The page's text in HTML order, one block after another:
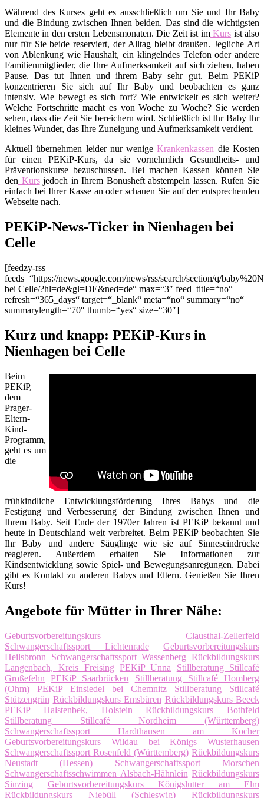
Während des Kurses geht es ausschließlich um Sie und Ihr Baby
und die Bindung zwischen Ihnen beiden. Das sind die wichtigsten
Elemente in den ersten Lebensmonaten. Die Zeit ist imKurs ist also
nur für Sie beide reserviert, der Alltag bleibt draußen. Jegliche Art
von Ablenkung wie Haushalt, ein klingelndes Telefon oder andere
Familienmitglieder, die Ihre Aufmerksamkeit auf sich ziehen, haben
Pause. Das tut Ihnen und ihrem Baby sehr gut. Beim PEKiP
konzentrieren Sie sich auf Ihr Baby und beobachten es ganz
intensiv. Wie bewegt es sich fort? Wie entwickelt es sich weiter?
Welche Fortschritte macht es von Woche zu Woche? Sie werden
sehen, dass die Zeit Sie bereichern wird. Schließlich ist Ihr Baby Ihr
kleines Wunder, das Ihre Zuneigung und Aufmerksamkeit verdient.
Aktuell übernehmen leider nur wenige Krankenkassen die Kosten
für einen PEKiP-Kurs, da sie vornehmlich Gesundheits- und
Präventionskurse bezuschussen. Bei machen Kassen können Sie
den Kursjedoch in Ihrem Bonusheft abstempeln lassen. Rufen Sie
einfach bei Ihrer Kasse an oder schauen Sie auf der entsprechenden
Webseite nach.
PEKiP-News-Ticker in Nienhagen bei
Celle
[feedzy-rss
feeds=“https://news.google.com/news/rss/search/section/q/
bei Celle/?hl=de&gl=DE&ned=de“ max=“3″ feed_title=“no“
refresh=“365_days“ target=“_blank“ meta=“no“ summary=“no“
summarylength=“70″ thumb=“yes“ size=“30″]
Kurz und knapp: PEKiP-Kurs in
Nienhagen bei Celle
Beim
PEKiP,
dem
Prager-
Eltern-
Kind-
Programm,
geht es um
die
frühkindliche Entwicklungsförderung Ihres Babys und die
Festigung und Verbesserung der Bindung zwischen Ihnen und
Ihrem Baby. Seit Ende der 1970er Jahren ist PEKiP bekannt und
heute in Deutschland weit verbreitet. Beim PEKiP beobachten Sie
Ihr Baby und andere Säuglinge wie sie auf Sinneseindrücke
reagieren. Außerdem erhalten Sie Informationen zur
Kindsentwicklung sowie Spiel- und Bewegungsanregungen. Dabei
gibt es Kontakt zu anderen Babys und Eltern. Genießen Sie Ihren
Kurs!
Angebote für Mütter in Ihrer Nähe:
Geburtsvorbereitungskurs Clausthal-Zellerfeld
Schwangerschaftssport Lichtenrade
Geburtsvorbereitungskurs
Heilsbronn
Schwangerschaftssport Wassenberg Rückbildungskurs
Langenbach, Kreis Freising PEKiP Unna
Stillberatung Stillcafé
Großefehn
PEKiP Saarbrücken
Stillberatung Stillcafé Homberg
(Ohm)
PEKiP Einsiedel bei Chemnitz
Stillberatung Stillcafé
Stützengrün Rückbildungskurs Emsbüren Rückbildungskurs Beeck
PEKiP Halstenbek, Holstein
Rückbildungskurs Bothfeld
Stillberatung Stillcafé Nordheim (Württemberg)
Schwangerschaftssport Hardthausen am Kocher
Geburtsvorbereitungskurs Wildau bei Königs Wusterhausen
Schwangerschaftssport Rosenfeld (Württemberg) Rückbildungskurs
Neustadt (Hessen)
Schwangerschaftssport Morschen
Schwangerschaftsschwimmen Alsbach-Hähnlein Rückbildungskurs
Sinzing
Geburtsvorbereitungskurs Königslutter am Elm
Rückbildungskurs Niebüll (Schleswig)
Rückbildungskurs